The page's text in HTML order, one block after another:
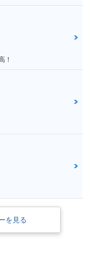
！
を見る